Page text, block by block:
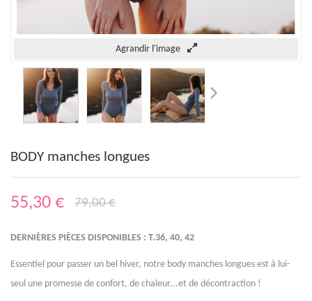
Agrandir l'image
BODY manches longues
55,30 € 79,00 €
DERNIÈRES PIÈCES DISPONIBLES : T.36, 40, 42
Essentiel pour passer un bel hiver, notre body manches longues est à lui-
seul une promesse de confort, de chaleur...et de décontraction !